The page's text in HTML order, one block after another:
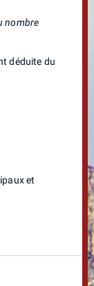
pas affilié.
nombre
déduite du
et